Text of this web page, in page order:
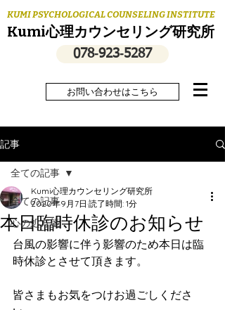
KUMI PSYCHOLOGICAL COUNSELING INSTITUTE
Kumi心理カウンセリング研究所
078‐923‐5287
お問い合わせはこちら
記事
全ての記事
心の処方箋
全ての記事
本日臨時休診のお知らせ
Kumi心理カウンセリング研究所
2020年9月7日 読了時間: 1分
台風の影響に伴う影響のため本日は臨
時休診とさせて頂きます。
皆さまもお気をつけお過ごしくださ